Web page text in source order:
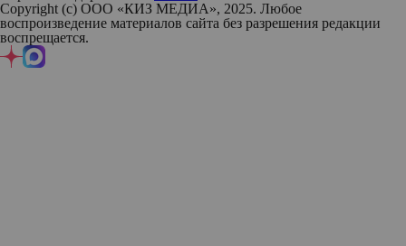
Copyright (с) ООО «КИЗ МЕДИА», 2025. Любое
воспроизведение материалов сайта без разрешения редакции
воспрещается.